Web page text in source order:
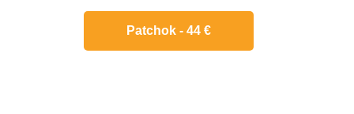
Patchok - 44 €